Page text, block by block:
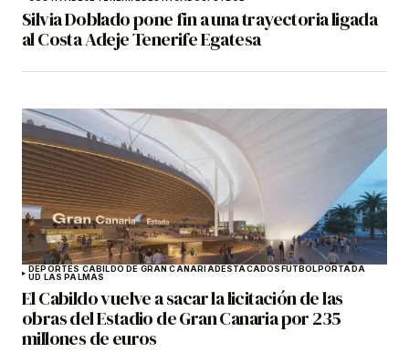
Silvia Doblado pone fin a una trayectoria ligada
al Costa Adeje Tenerife Egatesa
DEPORTES CABILDO DE GRAN CANARIADESTACADOSFÚTBOLPORTADA
UD LAS PALMAS
El Cabildo vuelve a sacar la licitación de las
obras del Estadio de Gran Canaria por 235
millones de euros